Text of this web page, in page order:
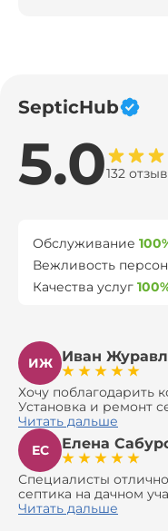
SepticHub
5.0132
Обслуживание
Вежливость
Качества услуг
ИЖ Иван
Хочу поблагодарить
Установка и ремонт
оказались сложной
все 100%. Всё
Давали полезные
навязать ничего
доставкой
сэкономить.
оборудования,
Читать дальше
ЕС
Елена
Специалисты
септика на дачном
сделали быстро и
Читать дальше